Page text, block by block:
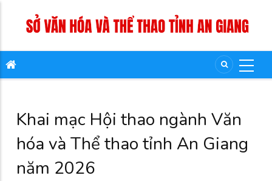
Khai mạc Hội thao ngành Văn
hóa và Thể thao tỉnh An Giang
năm 2026